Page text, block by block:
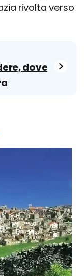
rivolta verso
dove